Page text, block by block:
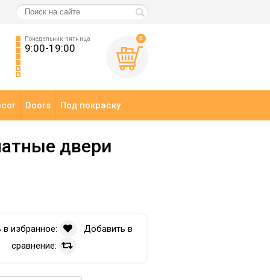
0
Понедельник-пятница
9:00-19:00
Doors Под покраску
двери
избранное:
Добавить в
сравнение: